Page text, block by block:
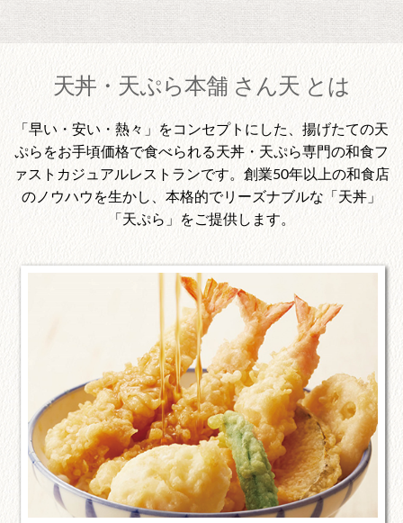
天丼・天ぷら本舗 さん天 とは
「早い・安い・熱々」をコンセプトにした、揚げたての天
ぷらをお手頃価格で食べられる天丼・天ぷら専門の和食フ
ァストカジュアルレストランです。創業50年以上の和食店
のノウハウを生かし、本格的でリーズナブルな「天丼」
「天ぷら」をご提供します。